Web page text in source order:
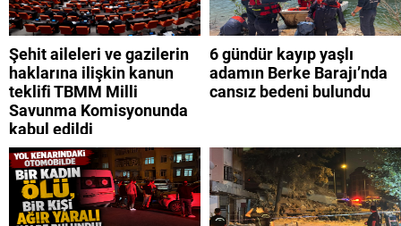
Şehit aileleri ve gazilerin
haklarına ilişkin kanun
teklifi TBMM Milli
Savunma Komisyonunda
kabul edildi
6 gündür kayıp yaşlı
adamın Berke Barajı’nda
cansız bedeni bulundu